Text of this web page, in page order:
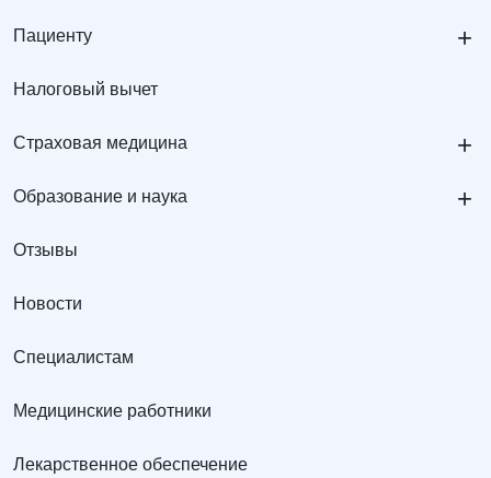
Пациенту +
Налоговый вычет
Страховая медицина +
Образование и наука +
Отзывы
Новости
Специалистам
Медицинские работники
Лекарственное обеспечение